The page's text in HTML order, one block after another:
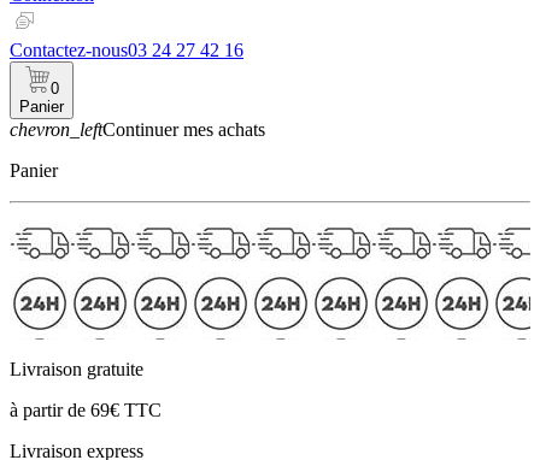
Contactez-nous03 24 27 42 16
0
Panier
chevron_leftContinuer mes achats
Panier
Livraison gratuite
à partir de 69€ TTC
Livraison express